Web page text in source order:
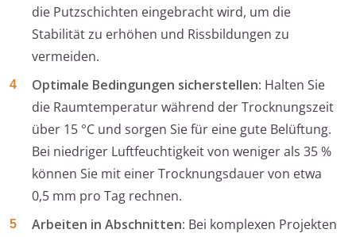
die Putzschichten eingebracht wird, um die
Stabilität zu erhöhen und Rissbildungen zu
vermeiden.
Optimale Bedingungen sicherstellen: Halten Sie
die Raumtemperatur während der Trocknungszeit
über 15 °C und sorgen Sie für eine gute Belüftung.
Bei niedriger Luftfeuchtigkeit von weniger als 35 %
können Sie mit einer Trocknungsdauer von etwa
0,5 mm pro Tag rechnen.
Arbeiten in Abschnitten: Bei komplexen Projekten